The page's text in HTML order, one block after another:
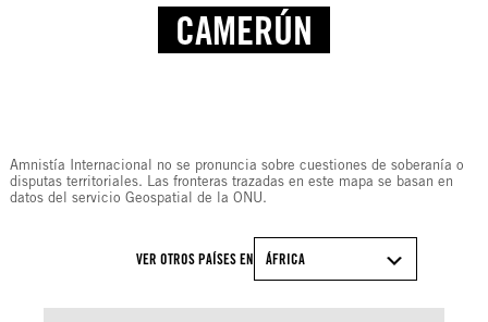
CAMERÚN
Amnistía Internacional no se pronuncia sobre cuestiones de soberanía o
disputas territoriales. Las fronteras trazadas en este mapa se basan en
datos del servicio Geospatial de la ONU.
VER OTROS PAÍSES EN ÁFRICA